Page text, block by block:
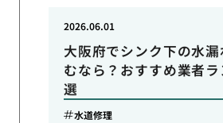
大阪府でシンク下の水
むなら？おすすめ業者
選
2026.06.01
水道修理